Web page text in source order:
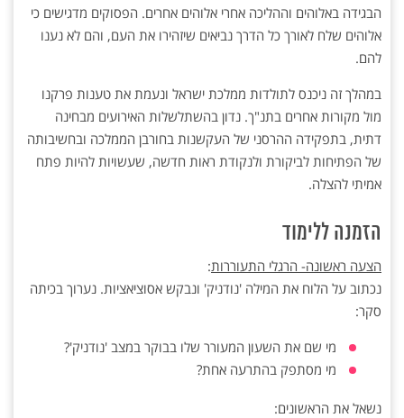
הבגידה באלוהים וההליכה אחרי אלוהים אחרים. הפסוקים מדגישים כי
אלוהים שלח לאורך כל הדרך נביאים שיזהירו את העם, והם לא נענו
להם.
במהלך זה ניכנס לתולדות ממלכת ישראל ונעמת את טענות פרקנו
מול מקורות אחרים בתנ"ך. נדון בהשתלשלות האירועים מבחינה
דתית, בתפקידה ההרסני של העקשנות בחורבן הממלכה ובחשיבותה
של הפתיחות לביקורת ולנקודת ראות חדשה, שעשויות להיות פתח
אמיתי להצלה.
הזמנה ללימוד
הצעה ראשונה- הרגלי התעוררות:
נכתוב על הלוח את המילה 'נודניק' ונבקש אסוציאציות. נערוך בכיתה
סקר:
מי שם את השעון המעורר שלו בבוקר במצב 'נודניק'?
מי מסתפק בהתרעה אחת?
נשאל את הראשונים: